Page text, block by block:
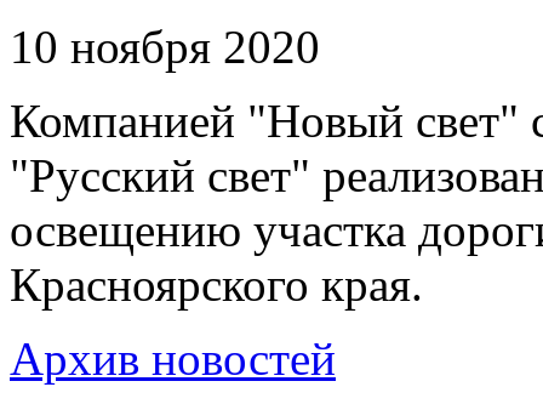
10 ноября 2020
Компанией "Новый свет"
"Русский свет"
освещению участка
Красноярского края.
Архив новостей